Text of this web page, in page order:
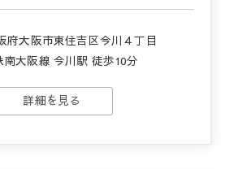
府大阪市東住吉区今川４丁目
南大阪線 今川駅 徒歩10分
詳細を見る